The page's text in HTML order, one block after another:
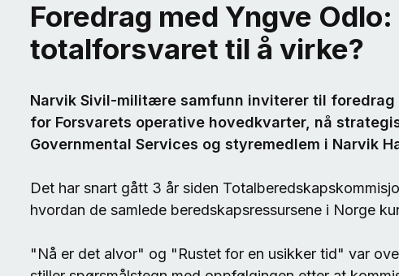
Foredrag med Yngve
totalforsvaret til å virke?
Narvik Sivil-militære samfunn inviterer til
for Forsvarets operative hovedkvarter, nå
Governmental Services og styremedlem i Narvik
Det har snart gått 3 år siden
hvordan de samlede beredskapsressursene i Norge
"Nå er det alvor" og "Rustet for en usikker tid" var